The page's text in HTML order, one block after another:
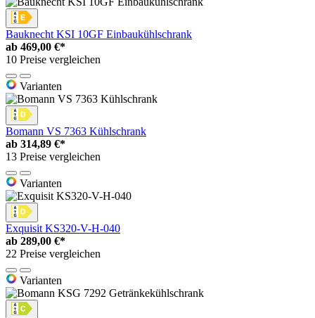
Bauknecht KSI 10GF Einbaukühlschrank
ab 469,00 €*
10 Preise vergleichen
Varianten
Bomann VS 7363 Kühlschrank
ab 314,89 €*
13 Preise vergleichen
Varianten
Exquisit KS320-V-H-040
ab 289,00 €*
22 Preise vergleichen
Varianten